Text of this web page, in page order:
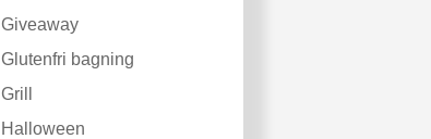
Giveaway
Glutenfri bagning
Grill
Halloween